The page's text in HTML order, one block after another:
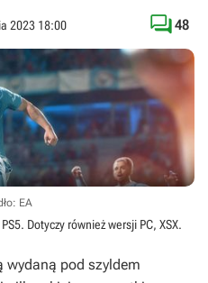
2023 18:00 48
EA
PS5. Dotyczy również wersji PC, XSX.
wydaną pod szyldem